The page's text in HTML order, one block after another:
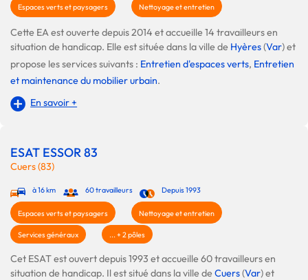
Espaces verts et paysagers Nettoyage et entretien
Cette EA est ouverte depuis 2014 et accueille 14 travailleurs en
situation de handicap. Elle est située dans la ville de Hyères(Var) et
propose les services suivants : Entretien d'espaces verts, Entretien
et maintenance du mobilier urbain.
En savoir +
ESAT ESSOR 83
Cuers (83)
à 16 km 60 travailleurs Depuis 1993
Espaces verts et paysagers Nettoyage et entretien
Services généraux ... + 2 pôles
Cet ESAT est ouvert depuis 1993 et accueille 60 travailleurs en
situation de handicap. Il est situé dans la ville deCuers(Var) et